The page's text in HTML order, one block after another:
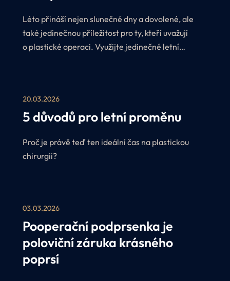
Léto přináší nejen slunečné dny a dovolené, ale
také jedinečnou příležitost pro ty, kteří uvažují
o plastické operaci. Využijte jedinečné letní
zvýhodněné ceny na vybrané zákroky.
20.03.2026
5 důvodů pro letní proměnu
Proč je právě teď ten ideální čas na plastickou
chirurgii?
03.03.2026
Pooperační podprsenka je
poloviční záruka krásného
poprsí